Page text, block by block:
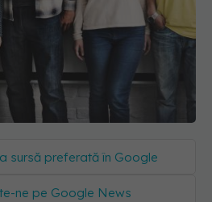
sursă preferată în Google
ne pe Google News